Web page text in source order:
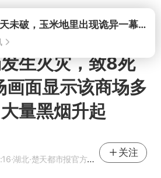
打开西平命案8天未破，玉米地里出现诡异一幕，我突然想起了欧金中
生火灾，致8死
面显示该商场多
量黑烟升起
·湖北·楚天都市报官方网易号
关注